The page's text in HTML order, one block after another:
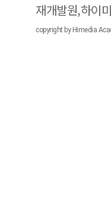
재개발원,하이
copyright by Himedia